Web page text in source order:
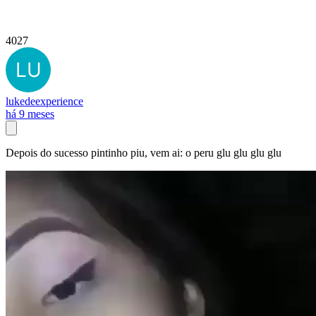
4027
lukedeexperience
há 9 meses
Depois do sucesso pintinho piu, vem ai: o peru glu glu glu glu